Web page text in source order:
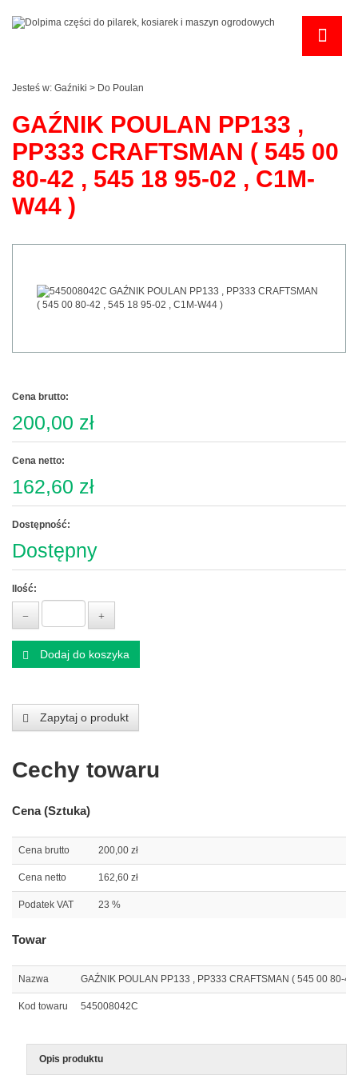
Jesteś w: Gaźniki > Do Poulan
GAŹNIK POULAN PP133 ,
PP333 CRAFTSMAN ( 545 00
80-42 , 545 18 95-02 , C1M-
W44 )
Cena brutto:
200,00 zł
Cena netto:
162,60 zł
Dostępność:
Dostępny
Ilość:
Dodaj do koszyka
Zapytaj o produkt
Cechy towaru
Cena (Sztuka)
Cena brutto 200,00 zł
Cena netto 162,60 zł
Podatek VAT 23 %
Towar
Nazwa GAŹNIK POULAN PP133 , PP333 CRAFTSMAN ( 545 00 80-
Kod towaru 545008042C
Opis produktu